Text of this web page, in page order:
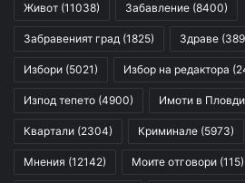
Живот (11038) Забавление (8400)
Забравеният град (1825) Здраве
Избори (5021) Избор на редактора
Изпод тепето (4900) Имоти в
Квартали (2304) Криминале (5973)
Мнения (12142) Моите отговори (115)